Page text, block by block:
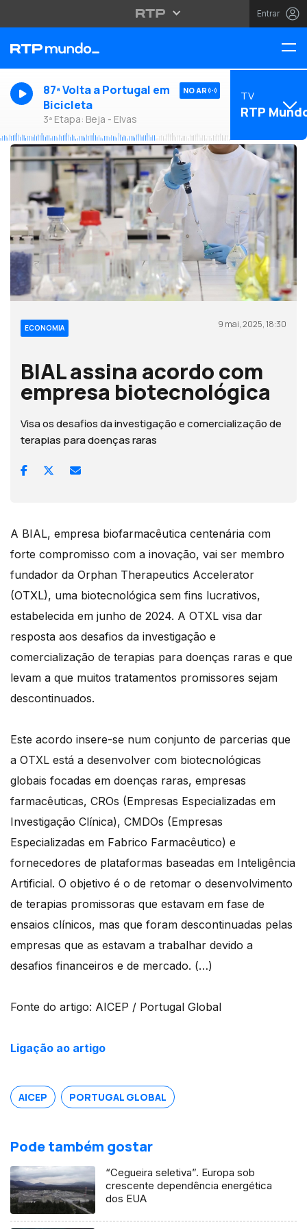
Entrar
87ª Volta a Portugal em
Bicicleta
3ª Etapa: Beja - Elvas
NO AR TV
RTP
ECONOMIA 9 mai, 2025, 18:30
BIAL assina acordo com
empresa biotecnológica
Visa os desafios da investigação e comercialização de
terapias para doenças raras
A BIAL, empresa biofarmacêutica centenária com
forte compromisso com a inovação, vai ser membro
fundador da Orphan Therapeutics Accelerator
(OTXL), uma biotecnológica sem fins lucrativos,
estabelecida em junho de 2024. A OTXL visa dar
resposta aos desafios da investigação e
comercialização de terapias para doenças raras e que
levam a que muitos tratamentos promissores sejam
descontinuados.
Este acordo insere-se num conjunto de parcerias que
a OTXL está a desenvolver com biotecnológicas
globais focadas em doenças raras, empresas
farmacêuticas, CROs (Empresas Especializadas em
Investigação Clínica), CMDOs (Empresas
Especializadas em Fabrico Farmacêutico) e
fornecedores de plataformas baseadas em Inteligência
Artificial. O objetivo é o de retomar o desenvolvimento
de terapias promissoras que estavam em fase de
ensaios clínicos, mas que foram descontinuadas pelas
empresas que as estavam a trabalhar devido a
desafios financeiros e de mercado. (…)
Fonte do artigo: AICEP / Portugal Global
Ligação ao artigo
AICEP PORTUGAL GLOBAL
Pode também gostar
“Cegueira seletiva”. Europa sob
crescente dependência energética
dos EUA